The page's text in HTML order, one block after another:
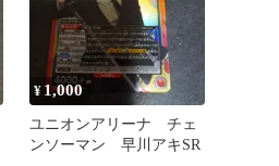
¥ 1,000
ユニオンアリーナ チェ
ンソーマン 早川アキSR